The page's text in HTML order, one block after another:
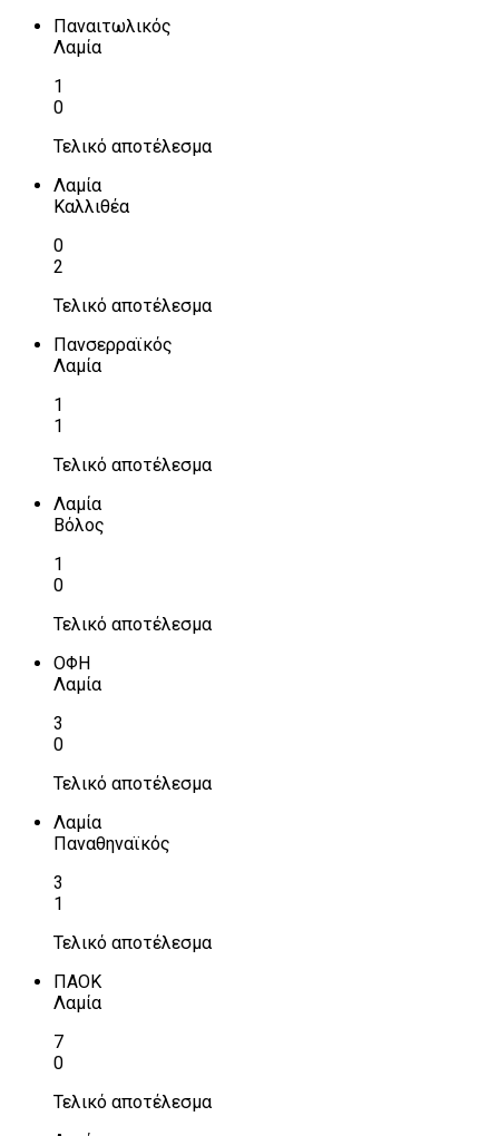
Παναιτωλικός
Λαμία
1
0
Τελικό αποτέλεσμα
Λαμία
Καλλιθέα
0
2
Τελικό αποτέλεσμα
Πανσερραϊκός
Λαμία
1
1
Τελικό αποτέλεσμα
Λαμία
Βόλος
1
0
Τελικό αποτέλεσμα
ΟΦΗ
Λαμία
3
0
Τελικό αποτέλεσμα
Λαμία
Παναθηναϊκός
3
1
Τελικό αποτέλεσμα
ΠΑΟΚ
Λαμία
7
0
Τελικό αποτέλεσμα